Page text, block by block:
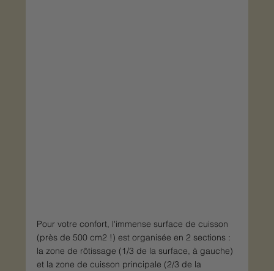
Pour votre confort, l'immense surface de cuisson
(près de 500 cm2 !) est organisée en 2 sections :
la zone de rôtissage (1/3 de la surface, à gauche)
et la zone de cuisson principale (2/3 de la